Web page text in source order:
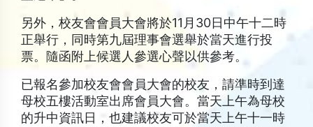
另外，校友會會員大會將於11月30日中午十二時
正舉行，同時第九屆理事會選舉於當天進行投
票。隨函附上候選人參選心聲以供參考。
已報名參加校友會會員大會的校友，請準時到達
母校五樓活動室出席會員大會。當天上午為母校
的升中資訊日，也建議校友可於當天上午十一時